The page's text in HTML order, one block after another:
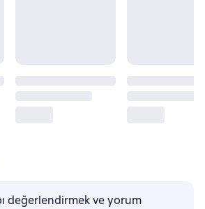
değerlendirmek ve yorum